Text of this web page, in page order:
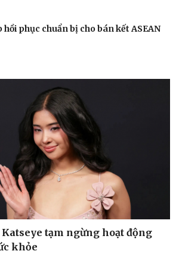
Giải trí
Nghệ sĩ
Thời trang
Sao Việt
phục chuẩn bị cho bán kết ASEAN
tạm ngừng hoạt động
khỏe